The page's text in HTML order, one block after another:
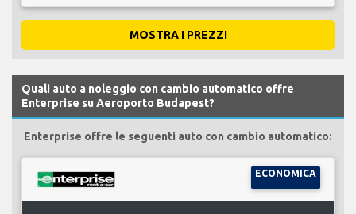
MOSTRA I PREZZI
Quali auto a noleggio con cambio automatico offre
Enterprise su Aeroporto Budapest?
Enterprise offre le seguenti auto con cambio automatico:
ECONOMICA